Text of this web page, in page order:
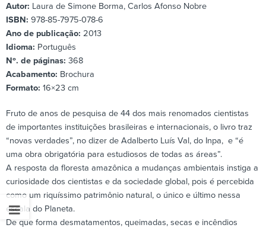
Autor: Laura de Simone Borma, Carlos Afonso Nobre
ISBN: 978-85-7975-078-6
Ano de publicação: 2013
Idioma: Português
Nº. de páginas: 368
Acabamento: Brochura
Formato: 16×23 cm
Fruto de anos de pesquisa de 44 dos mais renomados cientistas
de importantes instituições brasileiras e internacionais, o livro traz
“novas verdades”, no dizer de Adalberto Luís Val, do Inpa, e “é
uma obra obrigatória para estudiosos de todas as áreas”.
A resposta da floresta amazônica a mudanças ambientais instiga a
curiosidade dos cientistas e da sociedade global, pois é percebida
como um riquíssimo patrimônio natural, o único e último nessa
escala do Planeta.
De que forma desmatamentos, queimadas, secas e incêndios